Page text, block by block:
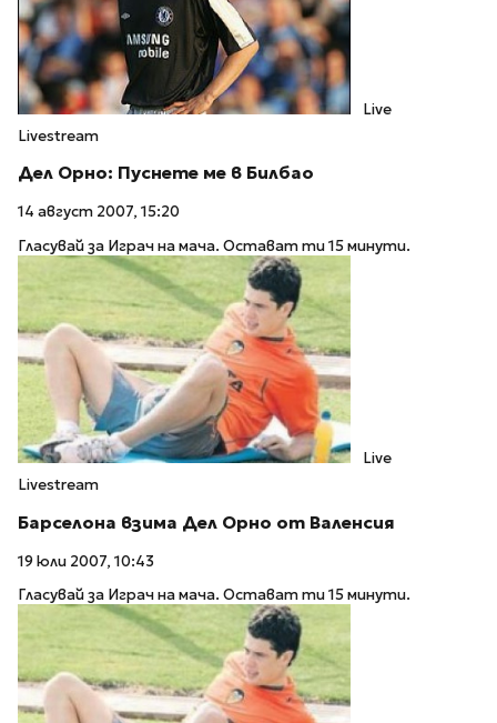
Live
Livestream
Дел Орно: Пуснете ме в Билбао
14 август 2007, 15:20
Гласувай за Играч на мача. Остават ти 15 минути.
Live
Livestream
Барселона взима Дел Орно от Валенсия
19 юли 2007, 10:43
Гласувай за Играч на мача. Остават ти 15 минути.